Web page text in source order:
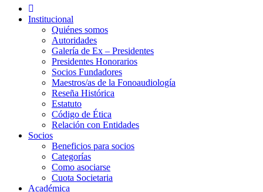
Institucional
Quiénes somos
Autoridades
Galería de Ex – Presidentes
Presidentes Honorarios
Socios Fundadores
Maestros/as de la Fonoaudiología
Reseña Histórica
Estatuto
Código de Ética
Relación con Entidades
Socios
Beneficios para socios
Categorías
Como asociarse
Cuota Societaria
Académica